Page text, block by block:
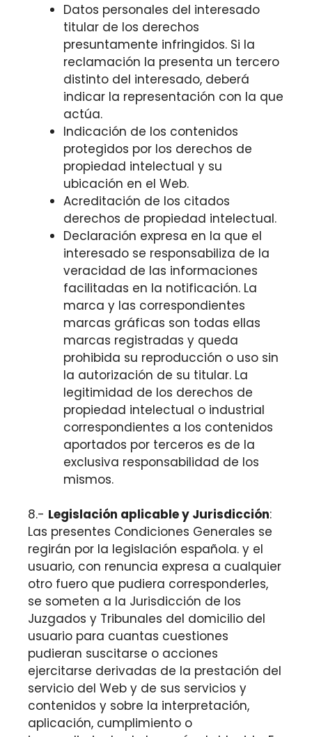
Datos personales del interesado
titular de los derechos
presuntamente infringidos. Si la
reclamación la presenta un tercero
distinto del interesado, deberá
indicar la representación con la que
actúa.
Indicación de los contenidos
protegidos por los derechos de
propiedad intelectual y su
ubicación en el Web.
Acreditación de los citados
derechos de propiedad intelectual.
Declaración expresa en la que el
interesado se responsabiliza de la
veracidad de las informaciones
facilitadas en la notificación. La
marca y las correspondientes
marcas gráficas son todas ellas
marcas registradas y queda
prohibida su reproducción o uso sin
la autorización de su titular. La
legitimidad de los derechos de
propiedad intelectual o industrial
correspondientes a los contenidos
aportados por terceros es de la
exclusiva responsabilidad de los
mismos.
8.- Legislación aplicable y Jurisdicción:
Las presentes Condiciones Generales se
regirán por la legislación española. y el
usuario, con renuncia expresa a cualquier
otro fuero que pudiera corresponderles,
se someten a la Jurisdicción de los
Juzgados y Tribunales del domicilio del
usuario para cuantas cuestiones
pudieran suscitarse o acciones
ejercitarse derivadas de la prestación del
servicio del Web y de sus servicios y
contenidos y sobre la interpretación,
aplicación, cumplimiento o